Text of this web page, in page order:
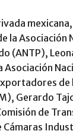
la Asociación
(ANTP),
Asociación
de
Gerardo
de